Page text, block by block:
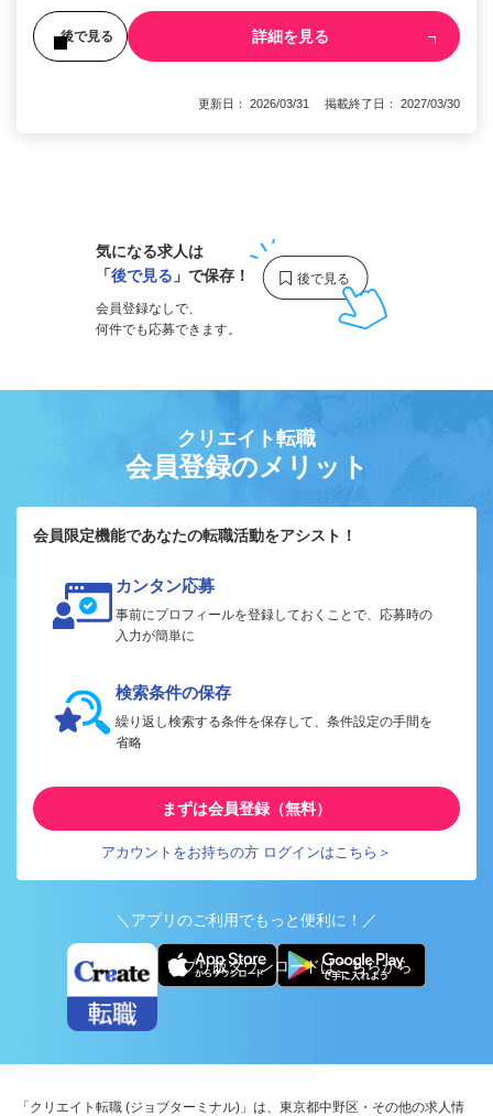
後で見る 詳細を見る
更新日： 2026/03/31 掲載終了日： 2027/03/30
気になる求人は
「後で見る 」で保存！
会員登録なしで、
何件でも応募できます。
クリエイト転職
会員登録のメリット
会員限定機能であなたの転職活動をアシスト！
カンタン応募
事前にプロフィールを登録しておくことで、応募時の
入力が簡単に
検索条件の保存
繰り返し検索する条件を保存して、条件設定の手間を
省略
まずは会員登録（無料）
アカウントをお持ちの方 ログインはこちら＞
＼アプリのご利用でもっと便利に！／
アプリ版ダウンロードはこちらから
「クリエイト転職 (ジョブターミナル)」は、東京都中野区・その他の求人情